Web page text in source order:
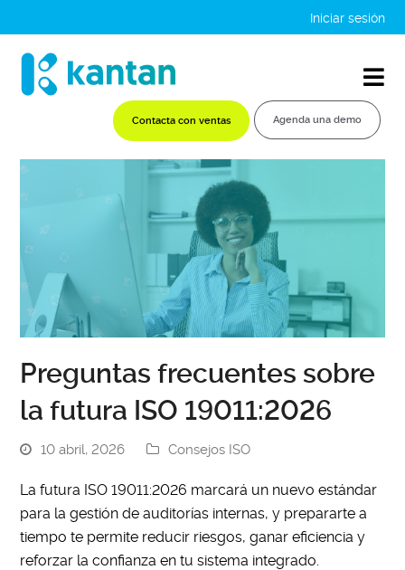
Iniciar sesión
Contacta con ventas Agenda una demo
Preguntas frecuentes sobre
la futura ISO 19011:2026
10 abril, 2026 Consejos ISO
La futura ISO 19011:2026 marcará un nuevo estándar
para la gestión de auditorías internas, y prepararte a
tiempo te permite reducir riesgos, ganar eficiencia y
reforzar la confianza en tu sistema integrado.